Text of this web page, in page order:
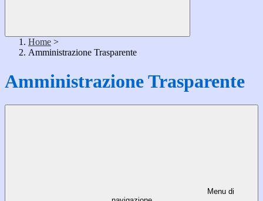
Home >
Amministrazione Trasparente
Amministrazione Trasparente
Menu di